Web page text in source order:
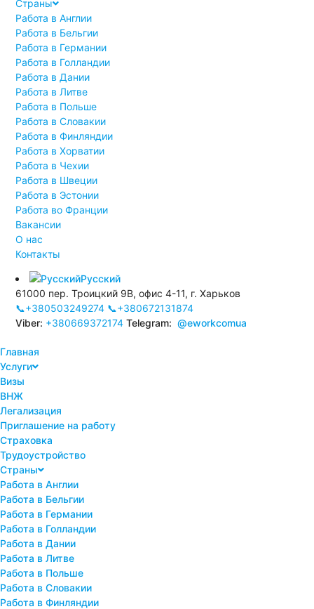
Страны
Работа в Англии
Работа в Бельгии
Работа в Германии
Работа в Голландии
Работа в Дании
Работа в Литве
Работа в Польше
Работа в Словакии
Работа в Финляндии
Работа в Хорватии
Работа в Чехии
Работа в Швеции
Работа в Эстонии
Работа во Франции
Вакансии
О нас
Контакты
Русский
61000 пер. Троицкий 9В, офис 4-11, г. Харьков
📞+380503249274 📞+380672131874
Viber: +380669372174 Telegram: @eworkcomua
Главная
Услуги
Визы
ВНЖ
Легализация
Приглашение на работу
Страховка
Трудоустройство
Страны
Работа в Англии
Работа в Бельгии
Работа в Германии
Работа в Голландии
Работа в Дании
Работа в Литве
Работа в Польше
Работа в Словакии
Работа в Финляндии